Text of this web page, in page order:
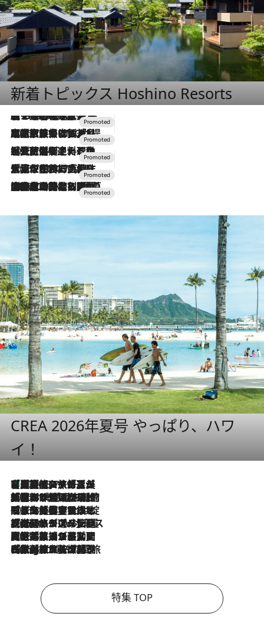
新着トピックス Hoshino Resorts
2026.8.7
【トンボの足水浴】ヒノキの香りに包まれて涼感マックス！約13℃の湧水かけ流しを避暑地「星野温泉 トンボの湯」で体験
2026.7.31
【ホテル帰省】という選択肢をOMOが提案。家族とほどよい距離を保つには「昼は実家、夜は気兼ねなくホテルで！」
2026.7.24
【夏限定ディナーコース】旬を迎える稚鮎や花ズッキーニなどをイタリア・トスカーナの郷土料理の手法で満喫！
2026.7.17
「土佐和ハーブかき氷」がOMO7高知に登場！生姜、山椒、大葉など目にも舌にも涼を呼ぶ郷土の味
2026.7.10
NEW OPEN！【界 草津】名湯の地に誕生。趣の異なる2種の温泉と上州ならではの会席・蕎麦割烹など美食を味わう究極の癒やし旅
CREA 2026年夏号 やっぱり、ハワ
イ！
2026.8.7
【厳選旅コスメ】「多機能アイテムがメイン！」旅好き美容エディターが選んだ夏旅ベストコスメを発表【Mサイズジップ】
2026.8.6
「荷物が増えるほど旅ストレスは増す」美容ジャーナリストがたどり着いた最終結論。“化粧品を劇的に減らす”感動の凝縮美容とは
2026.8.6
「旅先には金髪ウィッグを持参」日本と同じメイクでは損してる!? 美容ジャーナリストが提案する“掟破りの旅美容”とは
2026.8.6
【厳選旅コスメ】「身軽さ＆UV対策重視！」ヘアアーティストshucoが選んだ夏旅ベストコスメを発表【Mサイズジップ】
2026.8.5
【厳選旅コスメ】国内をあちこち移動する河井菜摘が選んだ夏旅ベストコスメ発表！「リラックスアイテムはマスト」【Mサイズジップ】
2026.8.4
【厳選旅コスメ】「紫外線＆乾燥対策しながらメイク感も！」ヘア＆メイクGeorgeが選んだ夏旅ベストコスメを発表！【Mサイズジップ】
特集 TOP